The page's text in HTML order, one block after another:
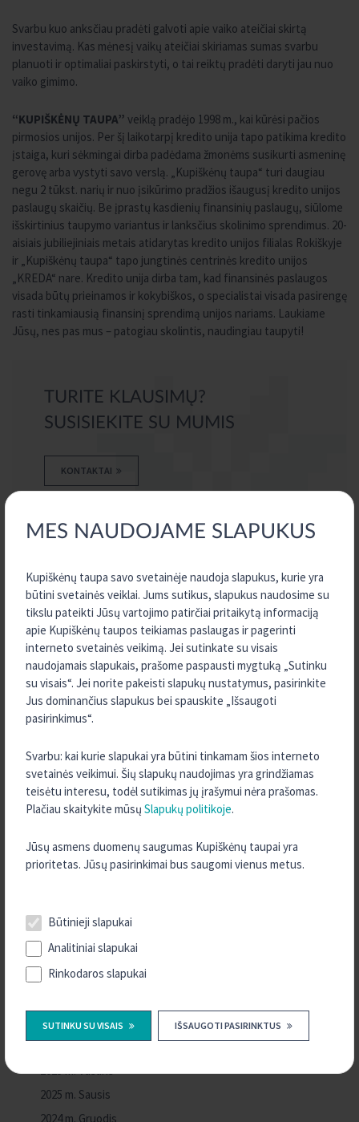
MES NAUDOJAME SLAPUKUS
Kupiškėnų taupa savo svetainėje naudoja slapukus, kurie yra
būtini svetainės veiklai. Jums sutikus, slapukus naudosime su
tikslu pateikti Jūsų vartojimo patirčiai pritaikytą informaciją
apie Kupiškėnų taupos teikiamas paslaugas ir pagerinti
interneto svetainės veikimą. Jei sutinkate su visais
naudojamais slapukais, prašome paspausti mygtuką „Sutinku
su visais“. Jei norite pakeisti slapukų nustatymus, pasirinkite
Jus dominančius slapukus bei spauskite „Išsaugoti
pasirinkimus“.
Svarbu: kai kurie slapukai yra būtini tinkamam šios interneto
svetainės veikimui. Šių slapukų naudojimas yra grindžiamas
teisėtu interesu, todėl sutikimas jų įrašymui nėra prašomas.
Plačiau skaitykite mūsų Slapukų politikoje.
Jūsų asmens duomenų saugumas Kupiškėnų taupai yra
prioritetas. Jūsų pasirinkimai bus saugomi vienus metus.
Būtinieji slapukai
Analitiniai slapukai
Rinkodaros slapukai
SUTINKU SU VISAIS IŠSAUGOTI PASIRINKTUS
Svarbu kuo anksčiau pradėti galvoti apie vaiko ateičiai skirtą
investavimą. Kas mėnesį vaikų ateičiai skiriamas sumas svarbu
planuoti ir optimaliai paskirstyti, o tai reiktų pradėti daryti jau nuo
vaiko gimimo.
“KUPIŠKĖNŲ TAUPA” veiklą pradėjo 1998 m., kai kūrėsi pačios
pirmosios unijos. Per šį laikotarpį kredito unija tapo patikima kredito
įstaiga, kuri sėkmingai dirba padėdama žmonėms susikurti asmeninę
gerovę arba vystyti savo verslą. „Kupiškėnų taupa“ turi daugiau
negu 2 tūkst. narių ir nuo įsikūrimo pradžios išaugusį kredito unijos
paslaugų skaičių. Be įprastų kasdienių finansinių paslaugų, siūlome
išskirtinius taupymo variantus ir lanksčius skolinimo sprendimus. 20-
aisiais jubiliejiniais metais atidarytas kredito unijos filialas Rokiškyje
ir „Kupiškėnų taupa“ tapo jungtinės centrinės kredito unijos
„KREDA“ nare. Kredito unija dirba tam, kad finansinės paslaugos
visada būtų prieinamos ir kokybiškos, o specialistai visada pasirengę
rasti tinkamiausią finansinį sprendimą unijos nariams. Laukiame
Jūsų, nes pas mus – patogiau skolintis, naudingiau taupyti!
TURITE KLAUSIMŲ?
SUSISIEKITE SU MUMIS
KONTAKTAI
SEKITE MUS:
VISOS NAUJIENOS
2026 m. Liepa
2026 m. Balandis
2026 m. Kovas
2026 m. Sausis
2025 m. Lapkritis
2025 m. Rugpjūtis
2025 m. Liepa
2025 m. Birželis
2025 m. Balandis
2025 m. Kovas
2025 m. Vasaris
2025 m. Sausis
2024 m. Gruodis